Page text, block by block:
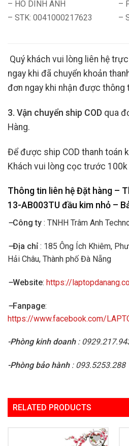
– HO DINH ANH
– STK: 0041000217623
–
–
Quý khách vui lòng liên hệ
ngay khi đã chuyển khoản
đơn ngay khi nhận được thông
3. Vận chuyển ship COD qua
Hàng.
Để được ship COD thanh toán
Khách vui lòng cọc trước
Thông tin liên hệ Đặt hàng –
13-AB003TU đầu kim nhỏ –
–Công ty : TNHH Trâm Anh
–Địa chỉ : 185 Ông Ích Khiêm,
Hải Châu, Thành phố Đà Nẵng
–Website: https://
–Fanpage:
https://www.facebook.com/
-Phòng kinh doanh:
-Phòng bảo hành: 093.5253.288
RELATED PRODUCTS